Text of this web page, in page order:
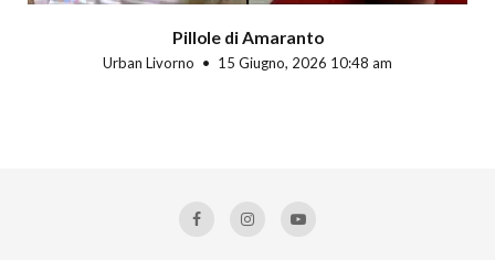
Pillole di Amaranto
Urban Livorno 15 Giugno, 2026 10:48 am